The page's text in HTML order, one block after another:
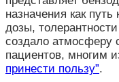
назначения как
дозы,
создало атмосферу
пациентов, многим
принести пользу”.